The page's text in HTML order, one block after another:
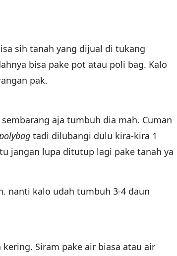
sih tanah yang dijual di tukang
bisa pake pot atau poli bag. Kalo
pak.
aja tumbuh dia mah. Cuman
tadi dilubangi dulu kira-kira 1
jangan lupa ditutup lagi pake tanah ya
nanti kalo udah tumbuh 3-4 daun
Siram pake air biasa atau air